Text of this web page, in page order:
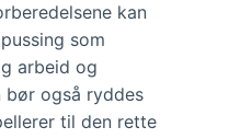
kan
som
arbeid og
bør også ryddes
til den rette